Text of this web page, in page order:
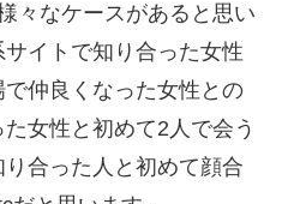
々なケースがあると思い
イトで知り合った女性
仲良くなった女性との
女性と初めて2人で会う
合った人と初めて顔合